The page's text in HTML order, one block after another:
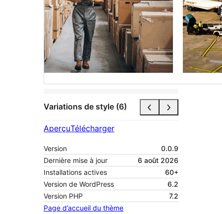
Variations de style (6)
AperçuTélécharger
Version
0.0.9
Dernière mise à jour
6 août 2026
Installations actives
60+
Version de WordPress
6.2
Version PHP
7.2
Page d’accueil du thème